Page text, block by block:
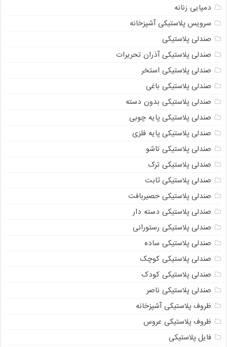
دمپایی زنانه
سرویس پلاستیکی آشپزخانه
صندلی پلاستیکی
صندلی پلاستیکی آذران تحریرات
صندلی پلاستیکی استخر
صندلی پلاستیکی باغی
صندلی پلاستیکی بدون دسته
صندلی پلاستیکی پایه چوبی
صندلی پلاستیکی پایه فلزی
صندلی پلاستیکی تاشو
صندلی پلاستیکی ترک
صندلی پلاستیکی ثابت
صندلی پلاستیکی حصیربافت
صندلی پلاستیکی دسته دار
صندلی پلاستیکی رستورانی
صندلی پلاستیکی ساده
صندلی پلاستیکی کوچک
صندلی پلاستیکی کودک
صندلی پلاستیکی ناصر
ظروف پلاستیکی آشپزخانه
ظروف پلاستیکی عروس
فایل پلاستیکی